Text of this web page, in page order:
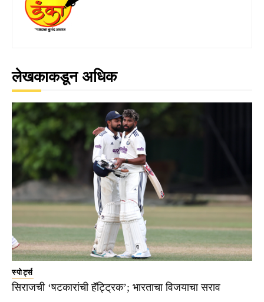
लेखकाकडून अधिक
स्पोर्ट्स
सिराजची ‘षटकारांची हॅट्ट्रिक’; भारताचा विजयाचा सराव